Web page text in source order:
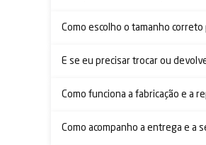
Como escolho o tamanho correto
E se eu precisar trocar ou
Como funciona a fabricação e a
Como acompanho a entrega e a